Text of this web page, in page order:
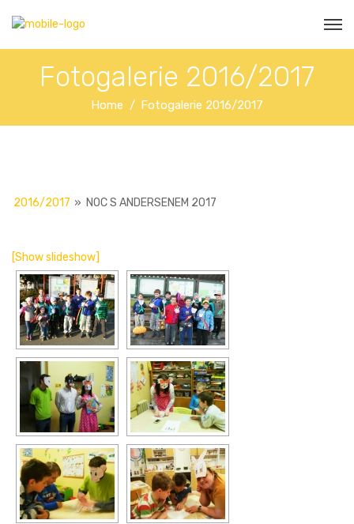
Fotogalerie 2016/2017
Home Fotogalerie 2016/2017
2016/2017 » NOC S ANDERSENEM 2017
[Show slideshow]